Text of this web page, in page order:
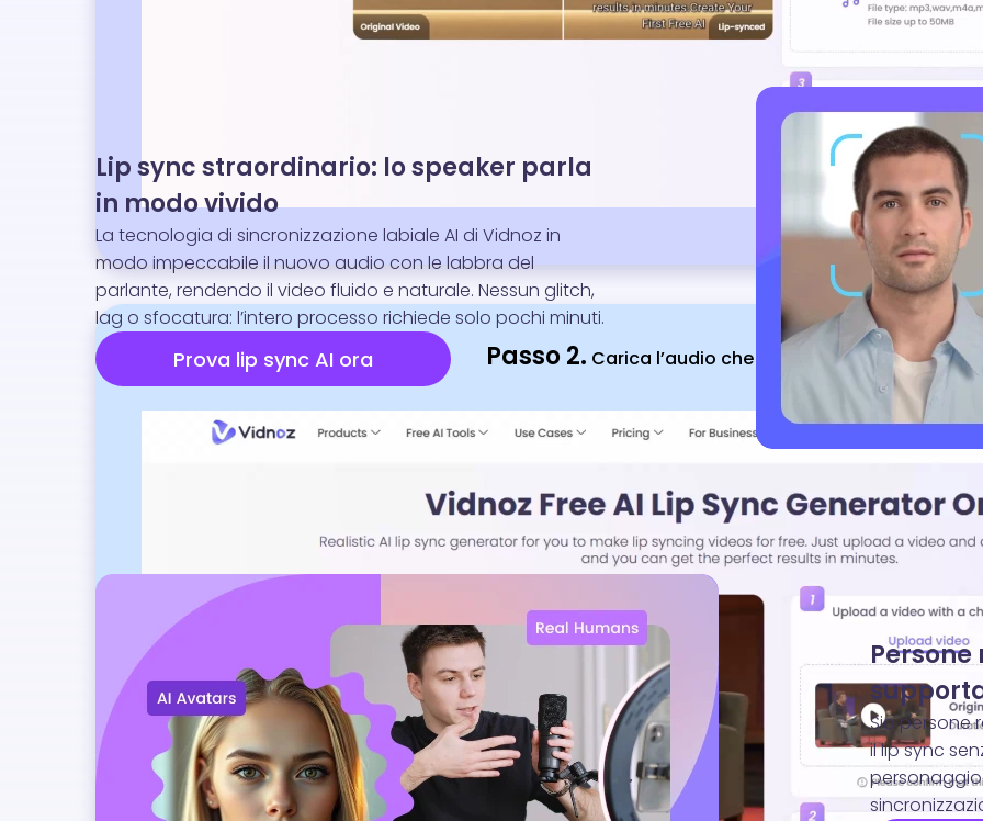
Passo 2. Carica l’audio che sostituirà quello
Lip sync straordinario: lo speaker parla
in modo vivido
La tecnologia di sincronizzazione labiale AI di Vidnoz in
modo impeccabile il nuovo audio con le labbra del
parlante, rendendo il video fluido e naturale. Nessun glitch,
lag o sfocatura: l’intero processo richiede solo pochi minuti.
Prova lip sync AI ora
Sia persone
il lip sync